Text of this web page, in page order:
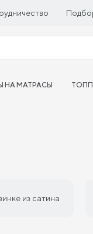
НА МАТРАСЫ
из сатина